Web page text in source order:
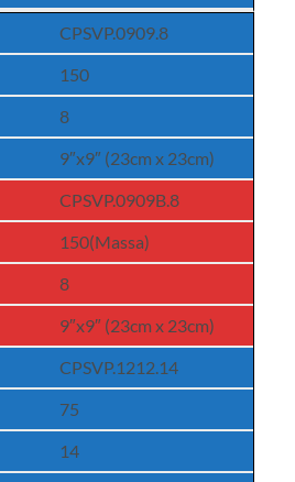
CPSVP.0909.8
150
8
9″x9″ (23cm x 23cm)
CPSVP.0909B.8
150(Massa)
8
9″x9″ (23cm x 23cm)
CPSVP.1212.14
75
14